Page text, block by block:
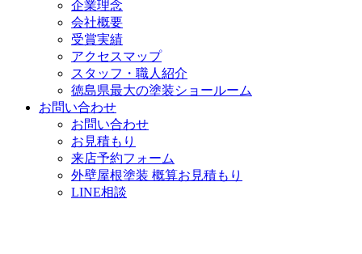
企業理念
会社概要
受賞実績
アクセスマップ
スタッフ・職人紹介
徳島県最大の塗装ショールーム
お問い合わせ
お問い合わせ
お見積もり
来店予約フォーム
外壁屋根塗装 概算お見積もり
LINE相談